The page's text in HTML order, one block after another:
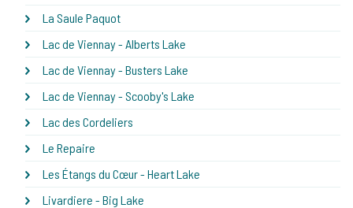
La Saule Paquot
Lac de Viennay - Alberts Lake
Lac de Viennay - Busters Lake
Lac de Viennay - Scooby's Lake
Lac des Cordeliers
Le Repaire
Les Étangs du Cœur - Heart Lake
Livardiere - Big Lake